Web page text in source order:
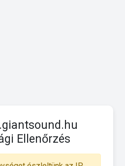
Ellenőrzés